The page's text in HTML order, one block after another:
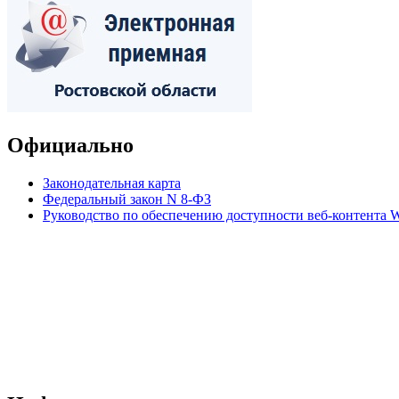
Официально
Законодательная карта
Федеральный закон N 8-ФЗ
Руководство по обеспечению доступности веб-контента